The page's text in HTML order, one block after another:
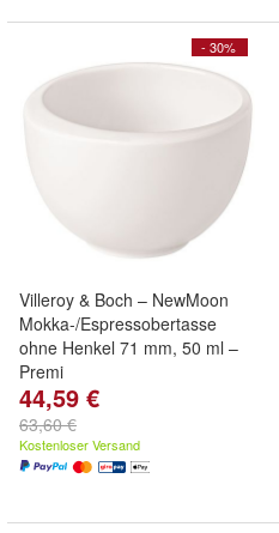
- 30%
Villeroy & Boch – NewMoon
Mokka-/Espressobertasse
ohne Henkel 71 mm, 50 ml –
Premi
44,59 €
63,60 €
Kostenloser Versand